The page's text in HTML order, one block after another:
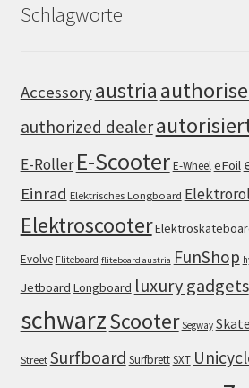
Schlagworte
Accessoryaustria
authorized dealer
E-Roller E-ScooterE-WheeleFoil
Einrad Elektrisches Longboard
Elektroscooter
Evolve Fliteboard fliteboard austria FunShop
Jetboard Longboard luxury gadgets
schwarzScooter Segway
Street Surfboard SurfbrettSXT